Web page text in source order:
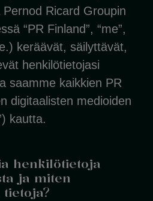
Ricard Groupin
“PR Finland”, “me”,
keräävät, säilyttävät,
henkilötietojasi
saamme kaikkien PR
digitaalisten medioiden
kautta.
ja miten